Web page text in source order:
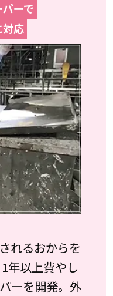
ーで
対応
れるおからを
年以上費やし
ーを開発。外